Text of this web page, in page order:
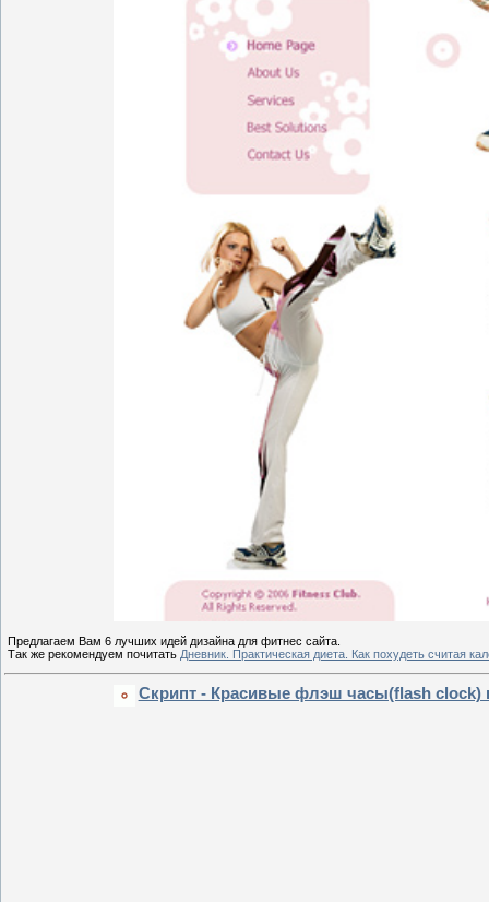
Предлагаем Вам 6 лучших идей дизайна для фитнес сайта.
Так же рекомендуем почитать Дневник. Практическая диета. Как похудеть считая
Скрипт - Красивые флэш часы(flash clock)